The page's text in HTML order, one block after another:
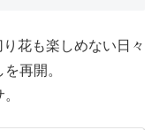
花も楽しめない日々
再開。